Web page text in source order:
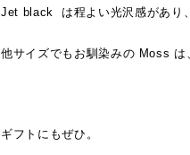
Jet black は程よい光沢感があり
他サイズでもお馴染みの Moss は
ギフトにもぜひ。